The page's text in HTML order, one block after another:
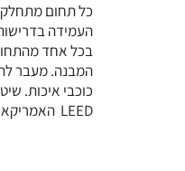
כל תחום מתחלק
העמידה
בכל אחד
המבנה. מעבר
כוכבי איכות.
LEED האמריקאי, BREEAM הבריטי ו-Green Star האוסטרלי.